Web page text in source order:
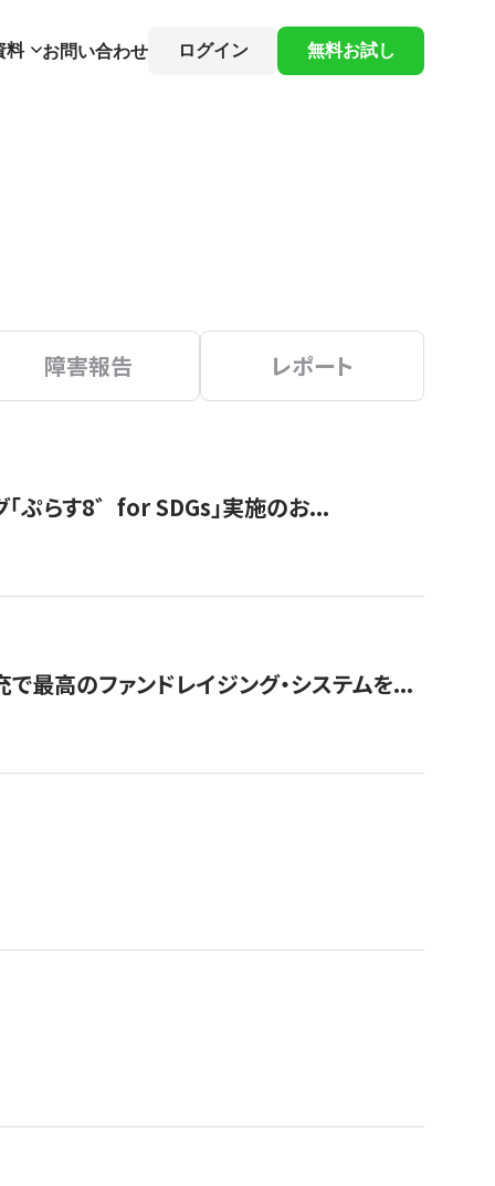
料 お問い合わせ ログイン 無料お試し
障害報告 レポート
ぷらす8゛for SDGs」実施のお...
最高のファンドレイジング・システムを...